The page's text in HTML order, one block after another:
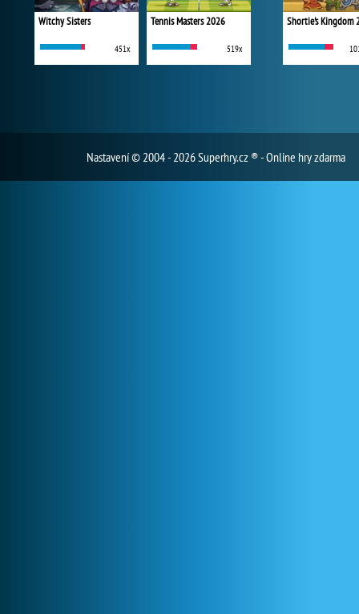
Witchy Sisters
451x
Tennis Masters 2026
519x
Shortie's Kingdom
Nastavení© 2004 - 2026 Superhry.cz ® - Online hry zdarma